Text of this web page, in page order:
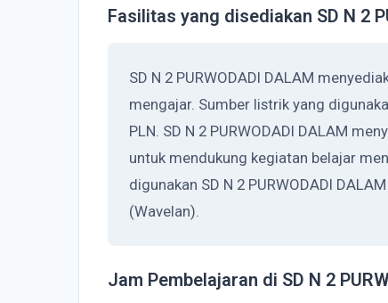
Fasilitas yang disediakan SD N 2
SD N 2 PURWODADI DALAM
mengajar. Sumber listrik yang
PLN. SD N 2 PURWODADI DALAM
untuk mendukung kegiatan belajar
digunakan SD N 2 PURWODADI
(Wavelan).
Jam Pembelajaran di SD N 2